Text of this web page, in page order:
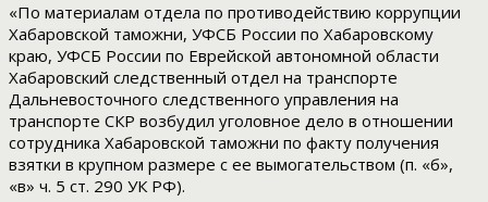
«По материалам отдела по противодействию коррупции
Хабаровской таможни, УФСБ России по Хабаровскому
краю, УФСБ России по Еврейской автономной области
Хабаровский следственный отдел на транспорте
Дальневосточного следственного управления на
транспорте СКР возбудил уголовное дело в отношении
сотрудника Хабаровской таможни по факту получения
взятки в крупном размере с ее вымогательством (п. «б»,
«в» ч. 5 ст. 290 УК РФ).